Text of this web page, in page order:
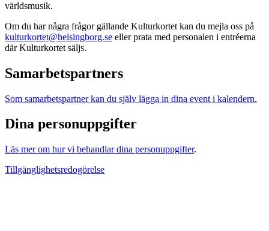
världsmusik.
Om du har några frågor gällande Kulturkortet kan du mejla oss på
kulturkortet@helsingborg.se eller prata med personalen i entréerna
där Kulturkortet säljs.
Samarbetspartners
Som samarbetspartner kan du själv lägga in dina event i kalendern.
Dina personuppgifter
Läs mer om hur vi behandlar dina personuppgifter.
Tillgänglighetsredogörelse